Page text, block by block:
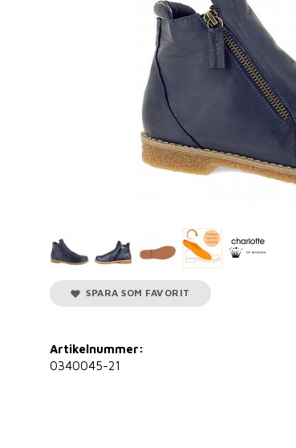
SPARA SOM FAVORIT
Artikelnummer:
0340045-21